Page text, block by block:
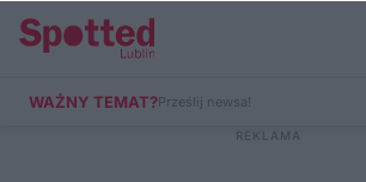
WAŻNY TEMAT?Prześlij newsa!